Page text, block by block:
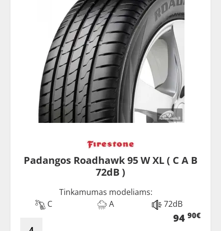
Padangos Roadhawk 95 W XL ( C A B
72dB )
Tinkamumas modeliams:
C
A 72dB
94 90€